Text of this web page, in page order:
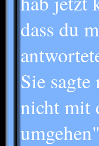
dass du
Sie
nicht mit